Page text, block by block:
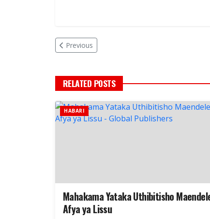
Previous
RELATED POSTS
HABARI
Mahakama Yataka Uthibitisho
Afya ya Lissu